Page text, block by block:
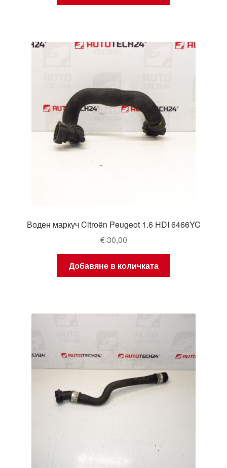
Воден маркуч Citroën Peugeot 1.6 HDI 6466YC
€30,00
Добавяне в количката